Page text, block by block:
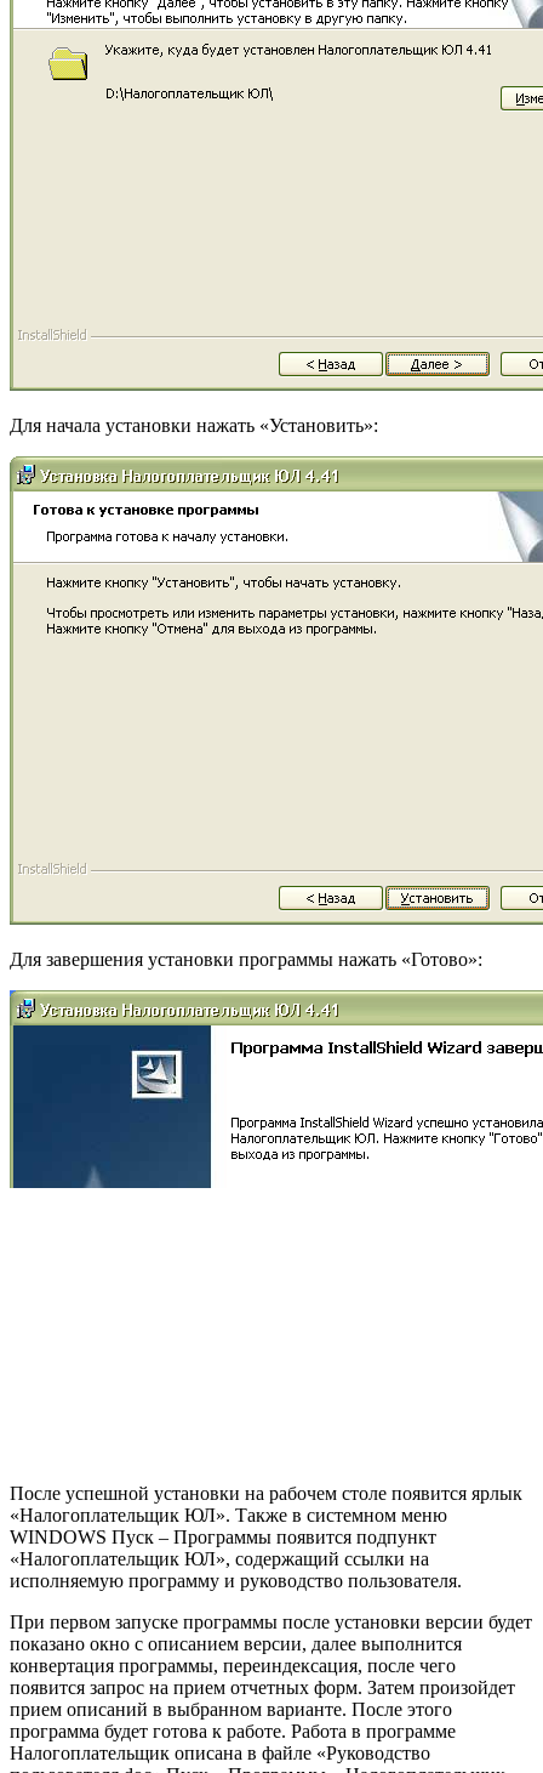
Для начала установки нажать «Установить»:
Для завершения установки программы нажать «Готово»:
После успешной установки на рабочем столе появится ярлык
«Налогоплательщик ЮЛ». Также в системном меню
WINDOWS Пуск – Программы появится подпункт
«Налогоплательщик ЮЛ», содержащий ссылки на
исполняемую программу и руководство пользователя.
При первом запуске программы после установки версии будет
показано окно с описанием версии, далее выполнится
конвертация программы, переиндексация, после чего
появится запрос на прием отчетных форм. Затем произойдет
прием описаний в выбранном варианте. После этого
программа будет готова к работе. Работа в программе
Налогоплательщик описана в файле «Руководство